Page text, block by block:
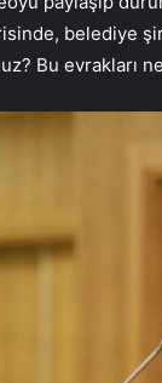
belediye
Bu evrakları